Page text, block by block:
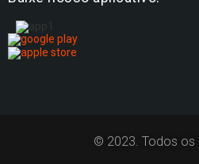
© 2023. Todos os